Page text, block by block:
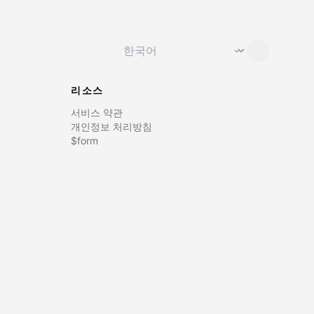
⌄
리소스
서비스 약관
개인정보 처리방침
$form